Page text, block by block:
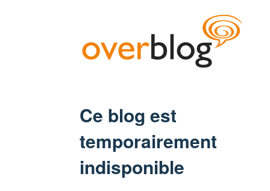
Ce blog est
temporairement
indisponible